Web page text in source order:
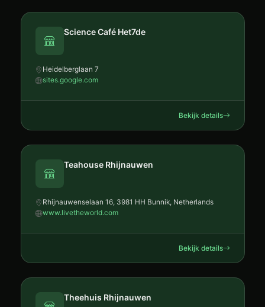
Science Café Het7de
Heidelberglaan 7
sites.google.com
Bekijk details
Teahouse Rhijnauwen
Rhijnauwenselaan 16, 3981 HH Bunnik, Netherlands
www.livetheworld.com
Bekijk details
Theehuis Rhijnauwen